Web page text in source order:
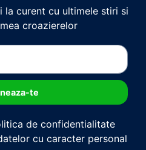
la curent cu ultimele stiri si
croazierelor
de confidentialitate
cu caracter personal